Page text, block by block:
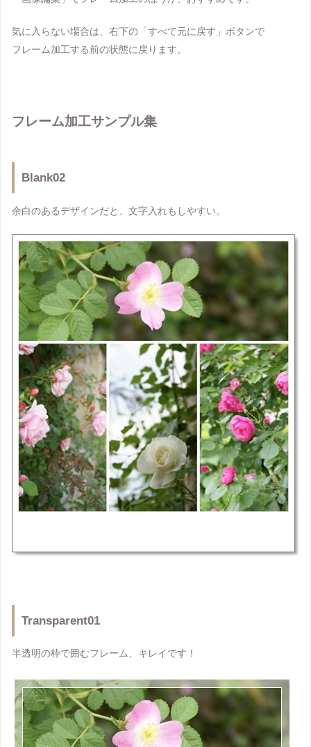
気に入らない場合は、右下の「すべて元に戻す」ボタンで
フレーム加工する前の状態に戻ります。
フレーム加工サンプル集
Blank02
余白のあるデザインだと、文字入れもしやすい。
Transparent01
半透明の枠で囲むフレーム、キレイです！